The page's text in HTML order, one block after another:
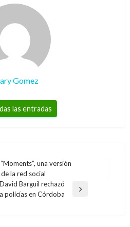
Gomez
las entradas
una versión
la red social
Barguil rechazó
policías en Córdoba